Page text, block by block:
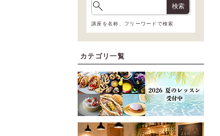
検索
講座を名称、フリーワードで検索
カテゴリ一覧